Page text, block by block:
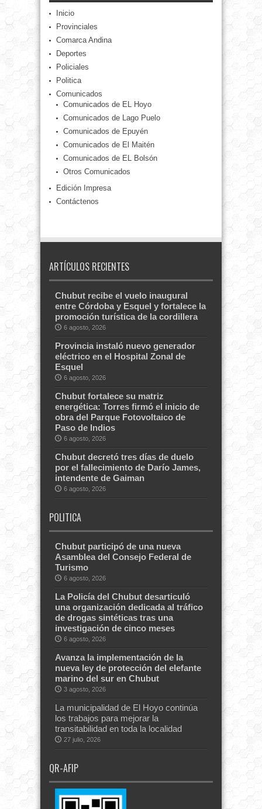
Inicio
Provinciales
Comarca Andina
Deportes
Policiales
Politica
Comunicados
Comunicados de EL Hoyo
Comunicados de Lago Puelo
Comunicados de Epuyén
Comunicados de El Maitén
Comunicados de EL Bolsón
Otros Comunicados
Edición Impresa
Contáctenos
ARTÍCULOS RECIENTES
Chubut recibe el vuelo inaugural
entre Córdoba y Esquel y fortalece la
promoción turística de la cordillera
6 agosto, 2026
Provincia instaló nuevo generador
eléctrico en el Hospital Zonal de
Esquel
6 agosto, 2026
Chubut fortalece su matriz
energética: Torres firmó el inicio de
obra del Parque Fotovoltaico de
Paso de Indios
6 agosto, 2026
Chubut decretó tres días de duelo
por el fallecimiento de Darío James,
intendente de Gaiman
6 agosto, 2026
POLITICA
Chubut participó de una nueva
Asamblea del Consejo Federal de
Turismo
6 agosto, 2026
La Policía del Chubut desarticuló
una organización dedicada al tráfico
de drogas sintéticas tras una
investigación de cinco meses
6 agosto, 2026
Avanza la implementación de la
nueva ley de protección del elefante
marino del sur en Chubut
3 agosto, 2026
La municipalidad de El Hoyo continúa
los trabajos para mejorar la
transitabilidad en toda la localidad
27 julio, 2026
QR-AFIP